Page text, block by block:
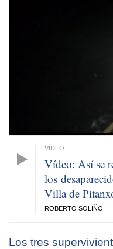
Vídeo: Así se
los
Villa de
ROBERTO SOLIÑO
Los tres